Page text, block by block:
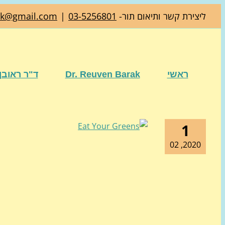
ליצירת קשר ותיאום תור- 03-5256801
|
ראשי Dr. Reuven Barak ד"ר
1
2020, 02